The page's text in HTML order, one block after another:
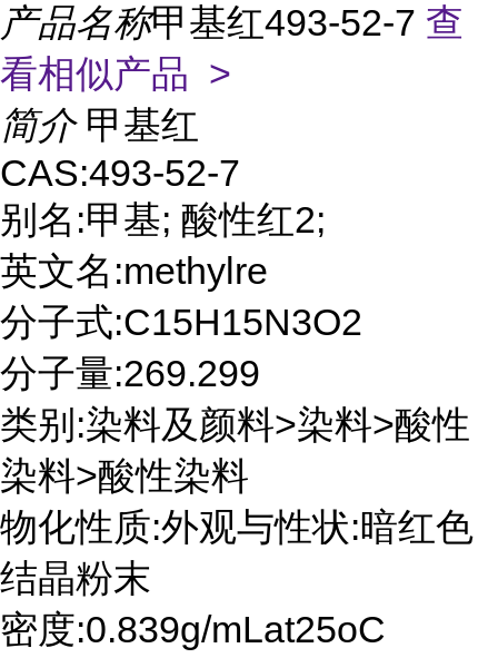
产品名称甲基红493-52-7 查
看相似产品 >
简介 甲基红
CAS:493-52-7
别名:甲基; 酸性红2;
英文名:methylre
分子式:C15H15N3O2
分子量:269.299
类别:染料及颜料>染料>酸性
染料>酸性染料
物化性质:外观与性状:暗红色
结晶粉末
密度:0.839g/mLat25oC